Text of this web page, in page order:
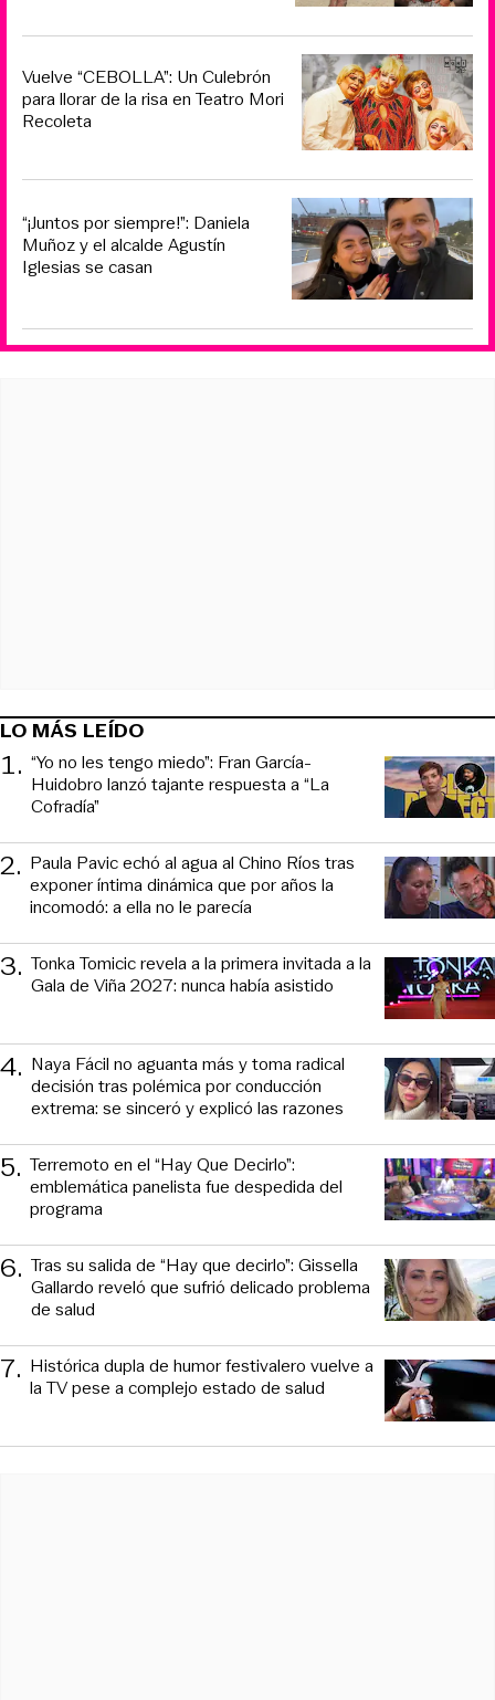
Vuelve “CEBOLLA”: Un Culebrón
para llorar de la risa en Teatro Mori
Recoleta
“¡Juntos por siempre!”: Daniela
Muñoz y el alcalde Agustín
Iglesias se casan
LO MÁS LEÍDO
1. “Yo no les tengo miedo”: Fran García-
Huidobro lanzó tajante respuesta a “La
Cofradía”
2. Paula Pavic echó al agua al Chino Ríos tras
exponer íntima dinámica que por años la
incomodó: a ella no le parecía
3. Tonka Tomicic revela a la primera invitada a la
Gala de Viña 2027: nunca había asistido
4. Naya Fácil no aguanta más y toma radical
decisión tras polémica por conducción
extrema: se sinceró y explicó las razones
5. Terremoto en el “Hay Que Decirlo”:
emblemática panelista fue despedida del
programa
6. Tras su salida de “Hay que decirlo”: Gissella
Gallardo reveló que sufrió delicado problema
de salud
7. Histórica dupla de humor festivalero vuelve a
la TV pese a complejo estado de salud